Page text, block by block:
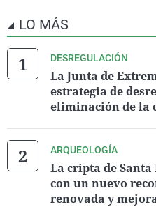
LO MÁS
DESREGULACIÓN
La Junta de
estrategia de
eliminación de la
ARQUEOLOGÍA
La cripta de
con un nuevo
renovada y